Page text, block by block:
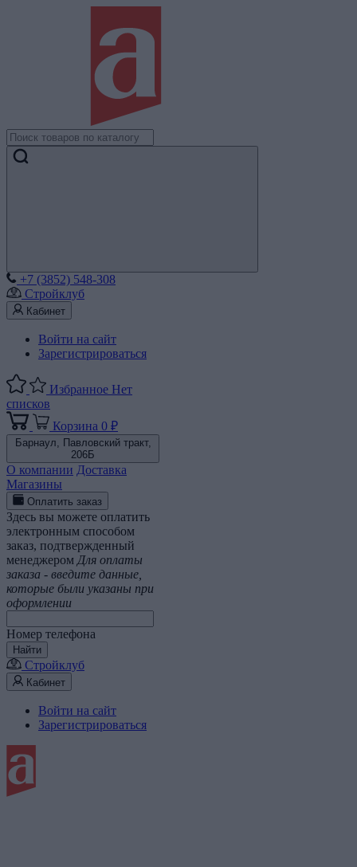
+7 (3852) 548-308
Стройклуб
Кабинет
Войти на сайт
Зарегистрироваться
Избранное Нет
списков
Корзина 0 ₽
Барнаул, Павловский тракт,
206Б
О компании Доставка
Магазины
Оплатить заказ
Здесь вы можете оплатить
электронным способом
заказ, подтвержденный
менеджером Для оплаты
заказа - введите данные,
которые были указаны при
оформлении
Номер телефона
Найти
Стройклуб
Кабинет
Войти на сайт
Зарегистрироваться